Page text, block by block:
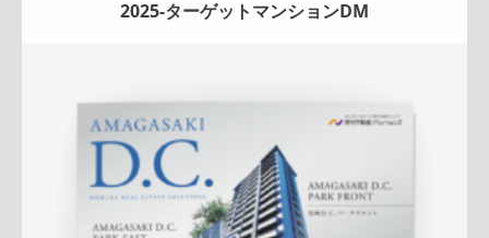
2025-ターゲットマンションDM